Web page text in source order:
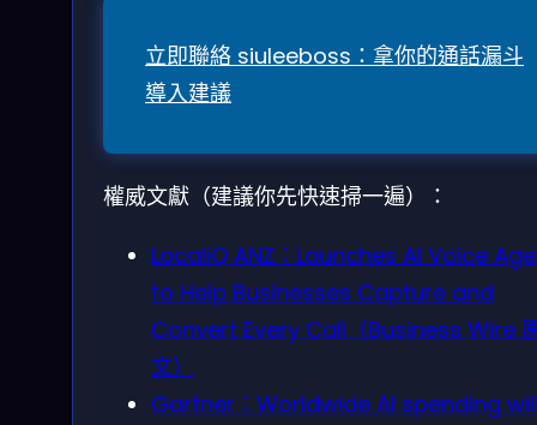
立即聯絡 siuleeboss：拿你的通話漏斗
導入建議
權威文獻（建議你先快速掃一遍）：
LocaliQ ANZ：Launches AI Voice
to Help Businesses Capture and
Convert Every Call（Business Wire
文）
Gartner：Worldwide AI spending